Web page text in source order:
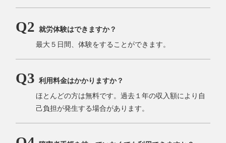
就労体験はできますか？
最大５日間、体験をすることができます。
利用料金はかかりますか？
ほとんどの方は無料です。過去１年の収入額により自
己負担が発生する場合があります。